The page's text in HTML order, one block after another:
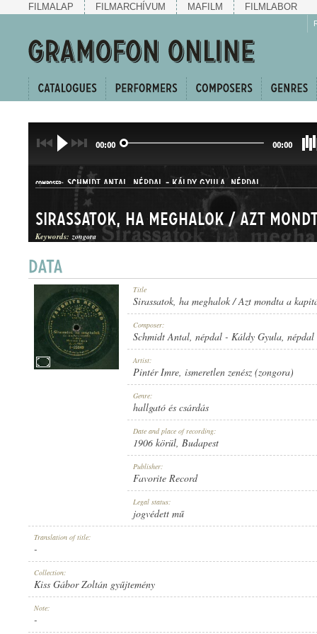
FILMALAP FILMARCHÍVUM MAFILM FILMLABOR
00:00 00:00
COMPOSER: SCHMIDT ANTAL NÉPDAL - KÁLDY GYULA NÉPDAL
HALLGATÓ ÉS CSÁRDÁS
FAVORITE RECORD
RECORD NUMBER:
Keywords: zongora
Title
Sirassatok, ha meghalok / Azt mondta a
Composer:
Schmidt Antal, népdal - Káldy Gyula, népdal
Artist:
Pintér Imre, ismeretlen zenész (zongora)
Genre:
hallgató és csárdás
Date and place of recording:
1906 körül, Budapest
Publisher:
Favorite Record
Legal status:
jogvédett mű
Translation of title:
-
Collection:
Kiss Gábor Zoltán gyűjtemény
Note:
-